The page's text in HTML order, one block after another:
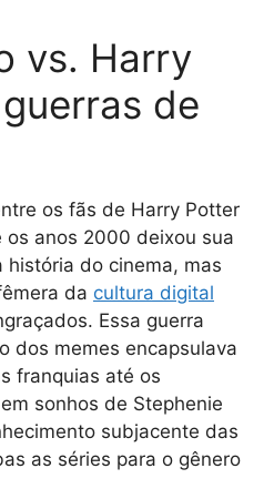
vs. Harry
de
os fãs de Harry Potter
os anos 2000 deixou sua
história do cinema, mas
da cultura digital
Essa guerra
dos memes encapsulava
franquias até os
sonhos de Stephenie
subjacente das
as séries para o gênero